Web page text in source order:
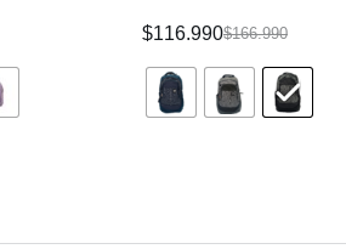
$166.990
$116.990